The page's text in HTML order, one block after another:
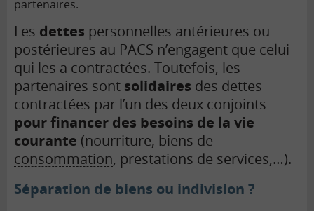
partenaires.
Les dettes personnelles antérieures ou
postérieures au PACS n’engagent que celui
qui les a contractées. Toutefois, les
partenaires sont solidaires des dettes
contractées par l’un des deux conjoints
pour financer des besoins de la vie
courante (nourriture, biens de
consommation, prestations de services,…).
Séparation de biens ou indivision ?